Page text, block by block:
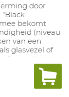
door
bekomt
(niveau
van een
glasvezel of
heeft
vrij) met
oppervlakken.